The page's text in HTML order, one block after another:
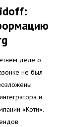
деле о
не был
и
«Коти».